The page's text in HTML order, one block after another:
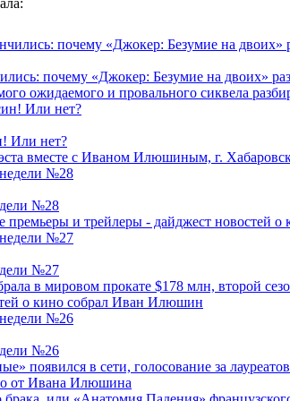
почему «Джокер: Безумие на двоих»
ожидаемого и провального сиквела
Или нет?
вместе с Иваном Илюшиным, г.
№28
премьеры и трейлеры - дайджест новостей
№27
в мировом прокате $178 млн, второй
о кино собрал Иван Илюшин
№26
появился в сети, голосование за
от Ивана Илюшина